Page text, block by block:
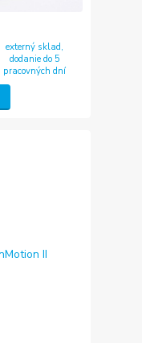
externý sklad,
dodanie do 5
pracovných dní